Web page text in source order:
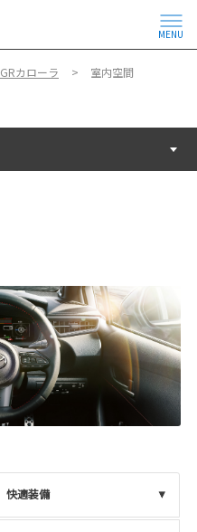
MENU
GRカローラ 室内空間
快適装備